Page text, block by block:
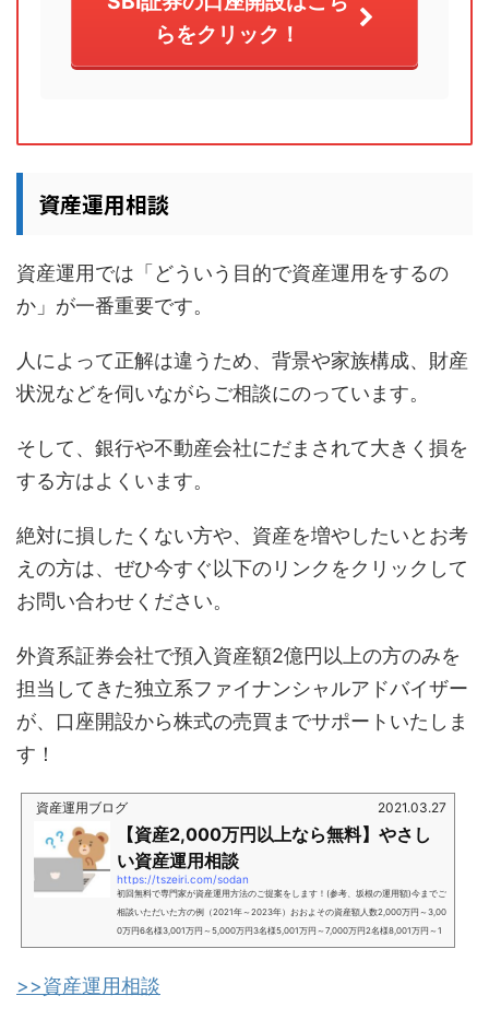
らをクリック！
資産運用相談
資産運用では「どういう目的で資産運用をするの
か」が一番重要です。
人によって正解は違うため、背景や家族構成、財産
状況などを伺いながらご相談にのっています。
そして、銀行や不動産会社にだまされて大きく損を
する方はよくいます。
絶対に損したくない方や、資産を増やしたいとお考
えの方は、ぜひ今すぐ以下のリンクをクリックして
お問い合わせください。
外資系証券会社で預入資産額2億円以上の方のみを
担当してきた独立系ファイナンシャルアドバイザー
が、口座開設から株式の売買までサポートいたしま
す！
資産運用ブログ 2021.03.27
【資産2,000万円以上なら無料】やさし
い資産運用相談
https://tszeiri.com/sodan
初回無料で専門家が資産運用方法のご提案をします！(参考、坂根の運用額)今までご
相談いただいた方の例（2021年～2023年）おおよその資産額人数2,000万円～3,00
0万円6名様3,001万円～5,000万円3名様5,001万円～7,000万円2名様8,001万円～1
億円3名様1億円～2億円5名様2億円～3億円1名様3億円～4億円1名様4億円～5億円2
はほぼ初心者のため、信頼できるアドバイザーを探している。インターネットを使
>>資産運用相談